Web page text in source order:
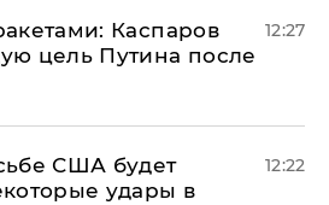
Каспаров
цель Путина после
12:27
США будет
удары в
12:22